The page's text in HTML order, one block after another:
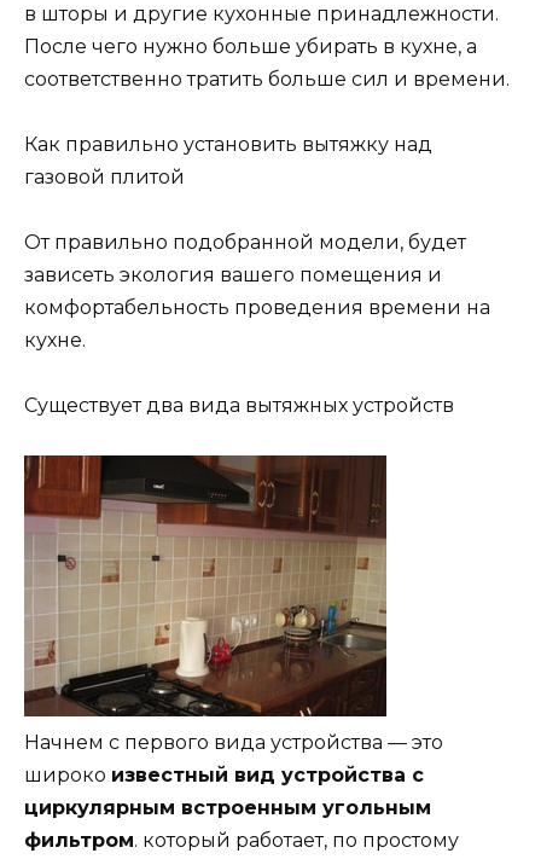
в шторы и другие кухонные принадлежности.
После чего нужно больше убирать в кухне, а
соответственно тратить больше сил и времени.
Как правильно установить вытяжку над
газовой плитой
От правильно подобранной модели, будет
зависеть экология вашего помещения и
комфортабельность проведения времени на
кухне.
Существует два вида вытяжных устройств
Начнем с первого вида устройства — это
широко известный вид устройства с
циркулярным встроенным угольным
фильтром. который работает, по простому